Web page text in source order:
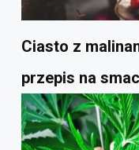
Ciasto z
przepis na